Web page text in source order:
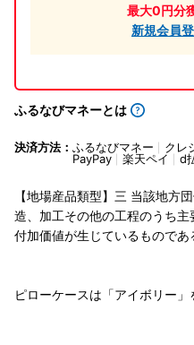
最大0円分
新規会員
ふるなびマネーとは
決済方法： ふるなびマネー クレ
PayPay
楽天ペイ d
【地場産品類型】三 当該地方
造、加工その他の工程のうち
付加価値が生じているものであ
ピローケースは「アイボリー」